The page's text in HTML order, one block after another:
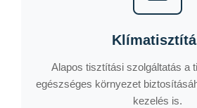
Alapos tisztítási szolgáltatás a
egészséges környezet
kezelés is.